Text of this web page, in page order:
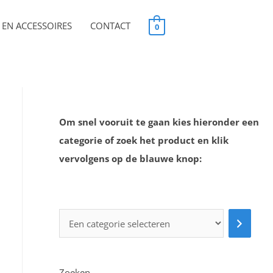
ACCESSOIRES CONTACT 0
Om snel vooruit te gaan kies hieronder een
categorie of zoek het product en klik
vervolgens op de blauwe knop: